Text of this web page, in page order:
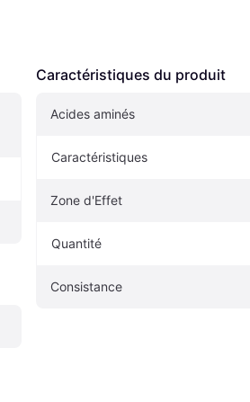
Caractéristiques du produit
Acides aminés
Caractéristiques
Zone d'Effet
Quantité
Consistance